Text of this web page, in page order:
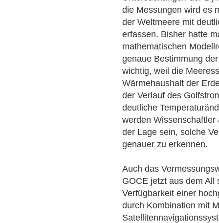
die Messungen wird es
der Weltmeere mit
erfassen. Bisher hatte
mathematischen
genaue Bestimmung
wichtig, weil die
Wärmehaushalt der
der Verlauf des
deutliche
werden
der Lage sein, solche
genauer zu erkennen.
Auch das
GOCE jetzt aus dem
Verfügbarkeit einer
durch Kombination mit